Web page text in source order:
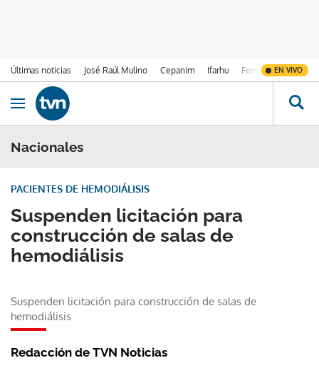
Últimas noticias José Raúl Mulino Cepanim Ifarhu Fenómeno de El
EN VIVO
Ir al contenido
Obrir navegació
Nacionales
Suspenden licitación para
construcción de salas de
hemodiálisis
PACIENTES DE HEMODIÁLISIS
Suspenden licitación para construcción de salas de
hemodiálisis
Redacción de TVN Noticias